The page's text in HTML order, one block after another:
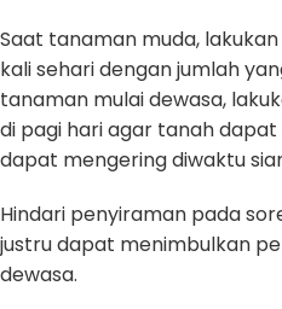
Saat tanaman muda,
kali sehari dengan jumlah
tanaman mulai dewasa,
di pagi hari agar tanah
dapat mengering diwaktu
Hindari penyiraman pada
justru dapat menimbulkan
dewasa.